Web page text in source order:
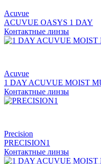
Acuvue
ACUVUE OASYS 1 DAY
Контактные линзы
Acuvue
1 DAY ACUVUE MOIST
Контактные линзы
Precision
PRECISION1
Контактные линзы